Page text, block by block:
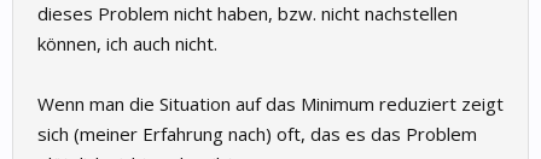
dieses Problem nicht haben, bzw. nicht nachstellen
können, ich auch nicht.
Wenn man die Situation auf das Minimum reduziert zeigt
sich (meiner Erfahrung nach) oft, das es das Problem